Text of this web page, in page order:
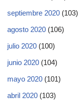
septiembre 2020 (103)
agosto 2020 (106)
julio 2020 (100)
junio 2020 (104)
mayo 2020 (101)
abril 2020 (103)